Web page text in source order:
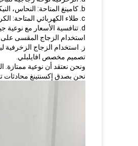
b. كامينغ المتاحة: النحاس، النيكل، الزنجار.
c. طلاء الكهربائي المتاحة: الكروم، الكروم الأسود، والنيكل الساتان
d. تنافسية الأسعار مع نوعية جيدة.
استخدام الزجاج المقسى على
ز. استخدام الزجاج
تصميم مخصص افايلبلي.
ونحن نعتقد أن نوعية ممتازة.
نحن بصدق إكسنتينغ محادثات